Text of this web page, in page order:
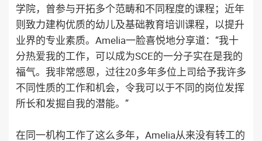
学院，曾参与开拓多个范畴和不同程度的课程；近年
则致力建构优质的幼儿及基础教育培训课程，以提升
业界的专业素质。Amelia一脸喜悦地分享道：“我十
分热爱我的工作，可以成为SCE的一分子实在是我的
福气。我非常感恩，过往20多年多位上司给予我许多
不同性质的工作和机会，令我可以于不同的岗位发挥
所长和发掘自我的潜能。”
在同一机构工作了这么多年，Amelia从来没有转工的